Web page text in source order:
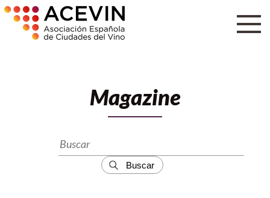
Magazine
Buscar